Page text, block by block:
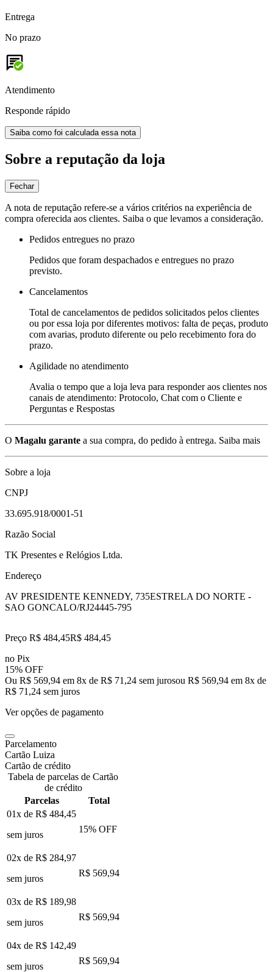
Entrega
No prazo
Atendimento
Responde rápido
Saiba como foi calculada essa nota
Sobre a reputação da loja
Fechar
A nota de reputação refere-se a vários critérios na experiência de
compra oferecida aos clientes. Saiba o que levamos a consideração.
Pedidos entregues no prazo
Pedidos que foram despachados e entregues no prazo
previsto.
Cancelamentos
Total de cancelamentos de pedidos solicitados pelos clientes
ou por essa loja por diferentes motivos: falta de peças, produto
com avarias, produto diferente ou pelo recebimento fora do
prazo.
Agilidade no atendimento
Avalia o tempo que a loja leva para responder aos clientes nos
canais de atendimento: Protocolo, Chat com o Cliente e
Perguntas e Respostas
O Magalu garante a sua compra, do pedido à entrega. Saiba mais
Sobre a loja
CNPJ
33.695.918/0001-51
Razão Social
TK Presentes e Relógios Ltda.
Endereço
AV PRESIDENTE KENNEDY, 735ESTRELA DO NORTE -
SAO GONCALO/RJ24445-795
Preço R$ 484,45R$ 484,45
no Pix
15% OFF
Ou R$ 569,94 em 8x de R$ 71,24 sem jurosou R$ 569,94 em 8x de
R$ 71,24 sem juros
Ver opções de pagamento
Parcelamento
Cartão Luiza
Cartão de crédito
Tabela de parcelas de Cartão
de crédito
Parcelas
Total
01x de R$ 484,45
sem juros
15% OFF
02x de R$ 284,97
sem juros
R$ 569,94
03x de R$ 189,98
sem juros
R$ 569,94
04x de R$ 142,49
sem juros
R$ 569,94